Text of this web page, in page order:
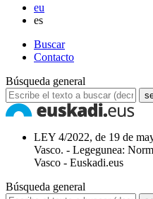
eu
es
Buscar
Contacto
Búsqueda general
LEY 4/2022, de 19 de
Vasco. - Legegunea:
Vasco - Euskadi.eus
Búsqueda general